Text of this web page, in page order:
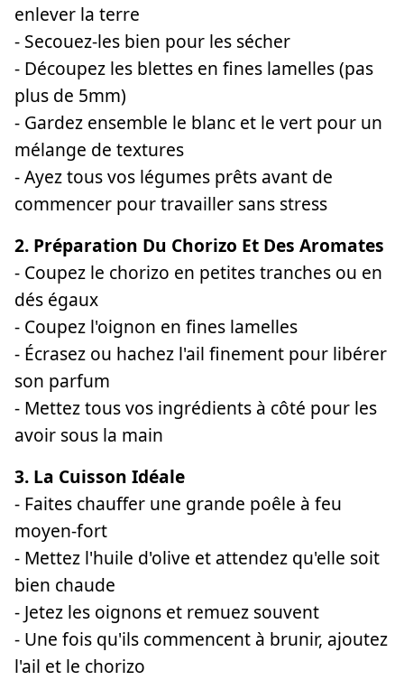
enlever la terre
- Secouez-les bien pour les sécher
- Découpez les blettes en fines lamelles (pas
plus de 5mm)
- Gardez ensemble le blanc et le vert pour un
mélange de textures
- Ayez tous vos légumes prêts avant de
commencer pour travailler sans stress
2. Préparation Du Chorizo Et Des Aromates
- Coupez le chorizo en petites tranches ou en
dés égaux
- Coupez l'oignon en fines lamelles
- Écrasez ou hachez l'ail finement pour libérer
son parfum
- Mettez tous vos ingrédients à côté pour les
avoir sous la main
3. La Cuisson Idéale
- Faites chauffer une grande poêle à feu
moyen-fort
- Mettez l'huile d'olive et attendez qu'elle soit
bien chaude
- Jetez les oignons et remuez souvent
- Une fois qu'ils commencent à brunir, ajoutez
l'ail et le chorizo